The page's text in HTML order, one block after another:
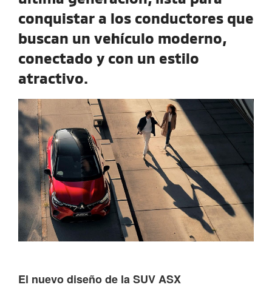
conquistar a los conductores que
buscan un vehículo moderno,
conectado y con un estilo
atractivo.
El nuevo diseño de la SUV ASX